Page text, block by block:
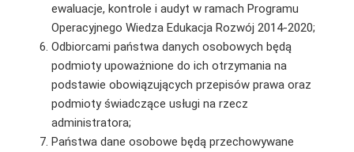
ewaluacje, kontrole i audyt w ramach Programu
Operacyjnego Wiedza Edukacja Rozwój 2014-2020;
Odbiorcami państwa danych osobowych będą
podmioty upoważnione do ich otrzymania na
podstawie obowiązujących przepisów prawa oraz
podmioty świadczące usługi na rzecz
administratora;
Państwa dane osobowe będą przechowywane